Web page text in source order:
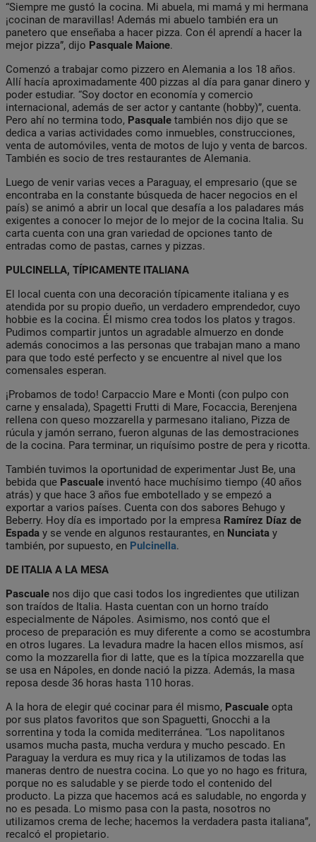
“Siempre me gustó la cocina. Mi abuela, mi mamá y mi hermana
¡cocinan de maravillas! Además mi abuelo también era un
panetero que enseñaba a hacer pizza. Con él aprendí a hacer la
mejor pizza”, dijo Pasquale Maione.
Comenzó a trabajar como pizzero en Alemania a los 18 años.
Allí hacía aproximadamente 400 pizzas al día para ganar dinero y
poder estudiar. “Soy doctor en economía y comercio
internacional, además de ser actor y cantante (hobby)”, cuenta.
Pero ahí no termina todo, Pasquale también nos dijo que se
dedica a varias actividades como inmuebles, construcciones,
venta de automóviles, venta de motos de lujo y venta de barcos.
También es socio de tres restaurantes de Alemania.
Luego de venir varias veces a Paraguay, el empresario (que se
encontraba en la constante búsqueda de hacer negocios en el
país) se animó a abrir un local que desafía a los paladares más
exigentes a conocer lo mejor de lo mejor de la cocina Italia. Su
carta cuenta con una gran variedad de opciones tanto de
entradas como de pastas, carnes y pizzas.
PULCINELLA, TÍPICAMENTE ITALIANA
El local cuenta con una decoración típicamente italiana y es
atendida por su propio dueño, un verdadero emprendedor, cuyo
hobbie es la cocina. Él mismo crea todos los platos y tragos.
Pudimos compartir juntos un agradable almuerzo en donde
además conocimos a las personas que trabajan mano a mano
para que todo esté perfecto y se encuentre al nivel que los
comensales esperan.
¡Probamos de todo! Carpaccio Mare e Monti (con pulpo con
carne y ensalada), Spagetti Frutti di Mare, Focaccia, Berenjena
rellena con queso mozzarella y parmesano italiano, Pizza de
rúcula y jamón serrano, fueron algunas de las demostraciones
de la cocina. Para terminar, un riquísimo postre de pera y ricotta.
También tuvimos la oportunidad de experimentar Just Be, una
bebida que Pascuale inventó hace muchísimo tiempo (40 años
atrás) y que hace 3 años fue embotellado y se empezó a
exportar a varios países. Cuenta con dos sabores Behugo y
Beberry. Hoy día es importado por la empresa Ramírez Díaz de
Espada y se vende en algunos restaurantes, en Nunciata y
también, por supuesto, en Pulcinella.
DE ITALIA A LA MESA
Pascuale nos dijo que casi todos los ingredientes que utilizan
son traídos de Italia. Hasta cuentan con un horno traído
especialmente de Nápoles. Asimismo, nos contó que el
proceso de preparación es muy diferente a como se acostumbra
en otros lugares. La levadura madre la hacen ellos mismos, así
como la mozzarella fior di latte, que es la típica mozzarella que
se usa en Nápoles, en donde nació la pizza. Además, la masa
reposa desde 36 horas hasta 110 horas.
A la hora de elegir qué cocinar para él mismo, Pascuale opta
por sus platos favoritos que son Spaguetti, Gnocchi a la
sorrentina y toda la comida mediterránea. “Los napolitanos
usamos mucha pasta, mucha verdura y mucho pescado. En
Paraguay la verdura es muy rica y la utilizamos de todas las
maneras dentro de nuestra cocina. Lo que yo no hago es fritura,
porque no es saludable y se pierde todo el contenido del
producto. La pizza que hacemos acá es saludable, no engorda y
no es pesada. Lo mismo pasa con la pasta, nosotros no
utilizamos crema de leche; hacemos la verdadera pasta italiana”,
recalcó el propietario.